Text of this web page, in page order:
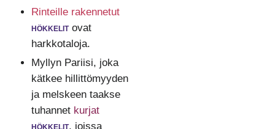
Rinteille rakennetut
hökkelitovat
harkkotaloja.
Myllyn Pariisi, joka
kätkee hillittömyyden
ja melskeen taakse
tuhannet kurjat
hökkelit, joissa